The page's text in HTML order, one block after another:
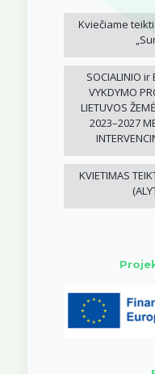
Kviečiame
SOCIALINIO
VYKDYMO
LIETUVOS
2023–2027
KVIETIMAS